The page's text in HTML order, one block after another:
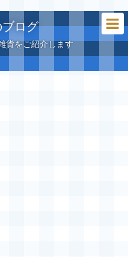
ログ
貨をご紹介します